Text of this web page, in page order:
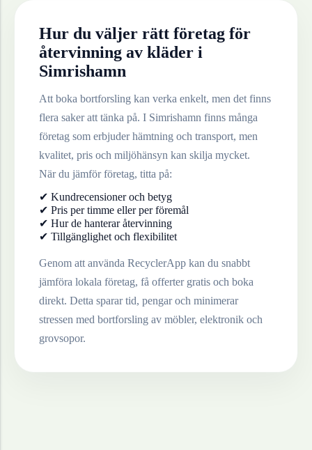
Hur du väljer rätt företag för
återvinning av kläder i
Simrishamn
Att boka bortforsling kan verka enkelt, men det finns
flera saker att tänka på. I Simrishamn finns många
företag som erbjuder hämtning och transport, men
kvalitet, pris och miljöhänsyn kan skilja mycket.
När du jämför företag, titta på:
✔ Kundrecensioner och betyg
✔ Pris per timme eller per föremål
✔ Hur de hanterar återvinning
✔ Tillgänglighet och flexibilitet
Genom att använda RecyclerApp kan du snabbt
jämföra lokala företag, få offerter gratis och boka
direkt. Detta sparar tid, pengar och minimerar
stressen med bortforsling av möbler, elektronik och
grovsopor.